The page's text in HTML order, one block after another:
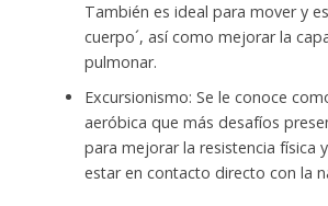
También es ideal para mover y
cuerpo´, así como mejorar la
pulmonar.
Excursionismo: Se le conoce
aeróbica que más desafíos
para mejorar la resistencia física
estar en contacto directo con la